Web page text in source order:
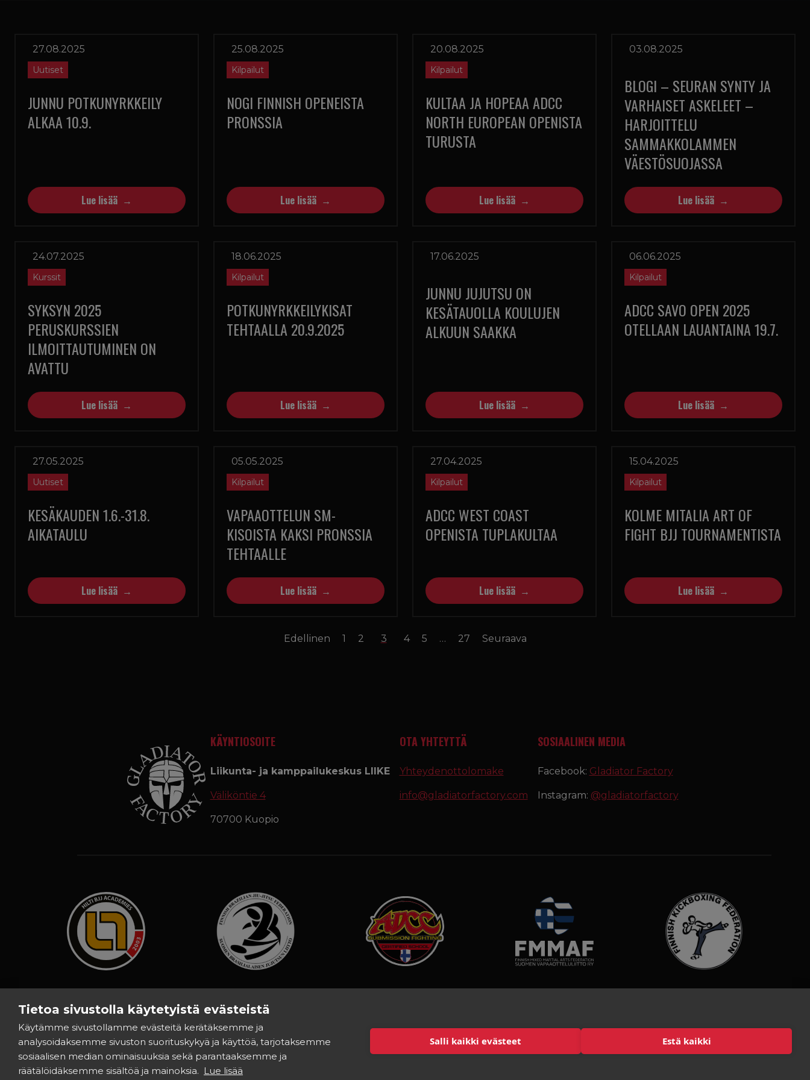
Tietoa sivustolla käytetyistä evästeistä
Käytämme sivustollamme evästeitä kerätäksemme ja
analysoidaksemme sivuston suorituskykyä ja käyttöä, tarjotaksemme
sosiaalisen median ominaisuuksia sekä parantaaksemme ja
räätälöidäksemme sisältöä ja mainoksia. Lue lisää
Salli kaikki evästeet Estä kaikki
27.08.2025
Uutiset
JUNNU POTKUNYRKKEILY
ALKAA 10.9.
Lue lisää
25.08.2025
Kilpailut
NOGI FINNISH OPENEISTA
PRONSSIA
Lue lisää
20.08.2025
Kilpailut
KULTAA JA HOPEAA ADCC
NORTH EUROPEAN OPENISTA
TURUSTA
Lue lisää
03.08.2025
BLOGI – SEURAN SYNTY JA
VARHAISET ASKELEET –
HARJOITTELU
SAMMAKKOLAMMEN
VÄESTÖSUOJASSA
Lue lisää
24.07.2025
Kurssit
SYKSYN 2025
PERUSKURSSIEN
ILMOITTAUTUMINEN ON
AVATTU
Lue lisää
18.06.2025
Kilpailut
POTKUNYRKKEILYKISAT
TEHTAALLA 20.9.2025
Lue lisää
17.06.2025
JUNNU JUJUTSU ON
KESÄTAUOLLA KOULUJEN
ALKUUN SAAKKA
Lue lisää
06.06.2025
Kilpailut
ADCC SAVO OPEN 2025
OTELLAAN LAUANTAINA 19.7.
Lue lisää
27.05.2025
Uutiset
KESÄKAUDEN 1.6.-31.8.
AIKATAULU
Lue lisää
05.05.2025
Kilpailut
VAPAAOTTELUN SM-
KISOISTA KAKSI PRONSSIA
TEHTAALLE
Lue lisää
27.04.2025
Kilpailut
ADCC WEST COAST
OPENISTA TUPLAKULTAA
Lue lisää
15.04.2025
Kilpailut
KOLME MITALIA ART OF
FIGHT BJJ TOURNAMENTISTA
Lue lisää
Edellinen 1 2 3 4 5 … 27 Seuraava
KÄYNTIOSOITE
Liikunta- ja kamppailukeskus LIIKE
Väliköntie 4
70700 Kuopio
OTA YHTEYTTÄ
Yhteydenottolomake
info@gladiatorfactory.com
SOSIAALINEN MEDIA
Facebook: Gladiator Factory
Instagram: @gladiatorfactory
Tilaus- ja sopimusehdot